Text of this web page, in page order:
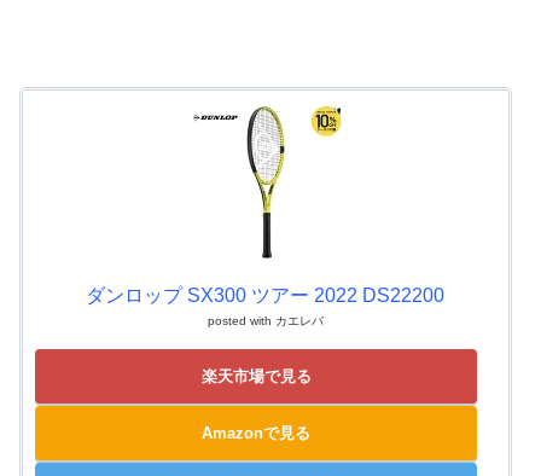
ダンロップ SX300 ツアー 2022 DS22200
posted with カエレバ
楽天市場で見る
Amazonで見る